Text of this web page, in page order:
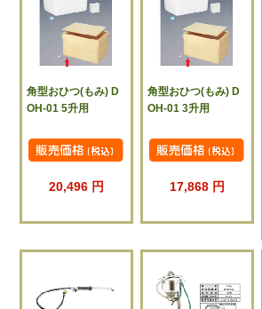
角型おひつ(もみ) D
OH-01 5升用
20,496 円
角型おひつ(もみ) D
OH-01 3升用
17,868 円